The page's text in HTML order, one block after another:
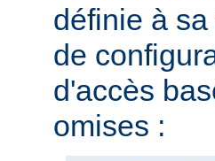
définie à
de
d'accès
omises :